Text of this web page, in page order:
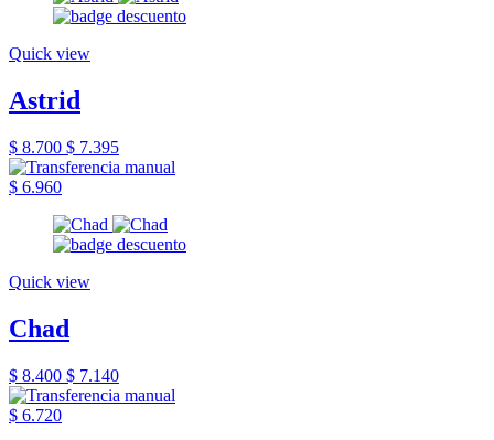
Quick view
Astrid
$ 8.700 $ 7.395
$ 6.960
Quick view
Chad
$ 8.400 $ 7.140
$ 6.720